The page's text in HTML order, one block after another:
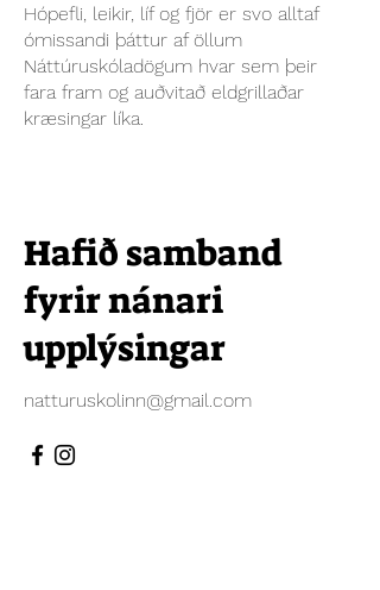
Hópefli, leikir, líf og fjör er svo alltaf
ómissandi þáttur af öllum
Náttúruskóladögum hvar sem þeir
fara fram og auðvitað eldgrillaðar
kræsingar líka.
Hafið samband
fyrir nánari
upplýsingar
natturuskolinn@gmail.com